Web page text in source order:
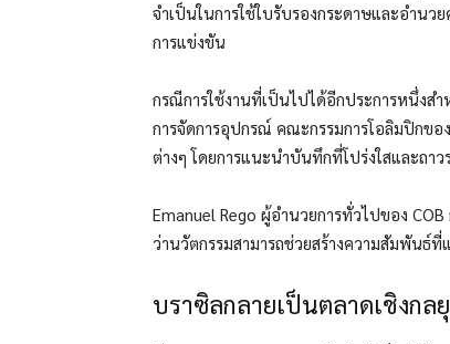
จำเป็นในการใช้ใบรับรองกระดาษและอำนว
การแข่งขัน
กรณีการใช้งานที่เป็นไปได้อีกประการหนึ่งส
การจัดการอุปกรณ์ คณะกรรมการโอลิมปิกขอ
ต่างๆ โดยการแนะนำบันทึกที่โปร่งใสและถาว
Emanuel Rego ผู้อำนวยการทั่วไปของ
ว่านวัตกรรมสามารถช่วยสร้างความสัมพัน
บราซิลกลายเป็นตลาดเชิงกล